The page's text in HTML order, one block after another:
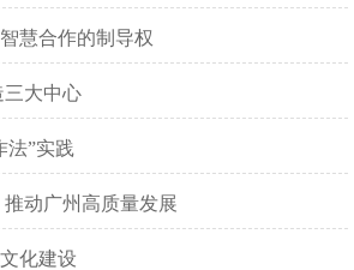
例
慧合作的制导权
三大中心
法”实践
动广州高质量发展
化建设